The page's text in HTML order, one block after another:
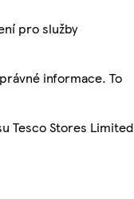
pro služby
informace. To
Tesco Stores Limited